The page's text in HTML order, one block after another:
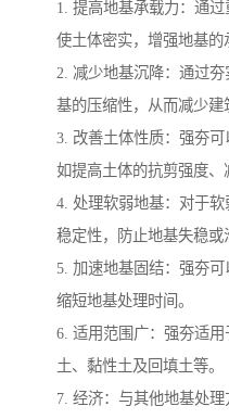
1. 提高地基承载力：通过
使土体密实，增强地基的
2. 减少地基沉降：通过
基的压缩性，从而减少建
3. 改善土体性质：强夯可
如提高土体的抗剪强度、
4. 处理软弱地基：对于
稳定性，防止地基失稳或
5. 加速地基固结：强夯可
缩短地基处理时间。
6. 适用范围广：强夯适
土、黏性土及回填土等。
7. 经济：与其他地基处理